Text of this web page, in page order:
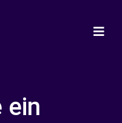
ein